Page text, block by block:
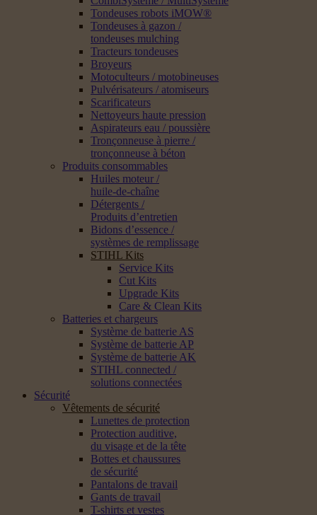
Tondeuses robots iMOW®
Tondeuses à gazon /
tondeuses mulching
Tracteurs tondeuses
Broyeurs
Motoculteurs / motobineuses
Pulvérisateurs / atomiseurs
Scarificateurs
Nettoyeurs haute pression
Aspirateurs eau / poussière
Tronçonneuse à pierre /
tronçonneuse à béton
Produits consommables
Huiles moteur /
huile-de-chaîne
Détergents /
Produits d’entretien
Bidons d’essence /
systèmes de remplissage
STIHL Kits
Service Kits
Cut Kits
Upgrade Kits
Care & Clean Kits
Batteries et chargeurs
Système de batterie AS
Système de batterie AP
Système de batterie AK
STIHL connected /
solutions connectées
Sécurité
Vêtements de sécurité
Lunettes de protection
Protection auditive,
du visage et de la tête
Bottes et chaussures
de sécurité
Pantalons de travail
Gants de travail
T-shirts et vestes